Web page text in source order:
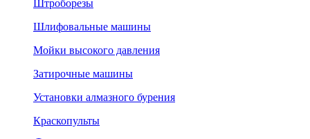
Штроборезы
Шлифовальные машины
Мойки высокого давления
Затирочные машины
Установки алмазного бурения
Краскопульты